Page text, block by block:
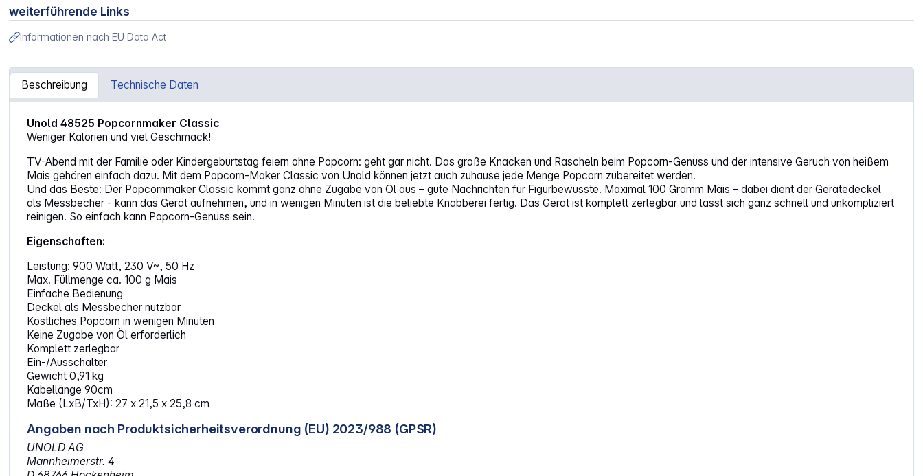
weiterführende Links
Informationen nach EU Data Act
Beschreibung Technische Daten
Artikelinformationen "Unold 48525 Popcornmaker Classic"
Unold 48525 Popcornmaker Classic
Weniger Kalorien und viel Geschmack!
TV-Abend mit der Familie oder Kindergeburtstag feiern ohne Popcorn: geht gar nicht. Das große Knacken und Rascheln beim Popcorn-Genuss und der intensive Geruch von heißem
Mais gehören einfach dazu. Mit dem Popcorn-Maker Classic von Unold können jetzt auch zuhause jede Menge Popcorn zubereitet werden.
Und das Beste: Der Popcornmaker Classic kommt ganz ohne Zugabe von Öl aus – gute Nachrichten für Figurbewusste. Maximal 100 Gramm Mais – dabei dient der Gerätedeckel
als Messbecher - kann das Gerät aufnehmen, und in wenigen Minuten ist die beliebte Knabberei fertig. Das Gerät ist komplett zerlegbar und lässt sich ganz schnell und unkompliziert
reinigen. So einfach kann Popcorn-Genuss sein.
Eigenschaften:
Leistung: 900 Watt, 230 V~, 50 Hz
Max. Füllmenge ca. 100 g Mais
Einfache Bedienung
Deckel als Messbecher nutzbar
Köstliches Popcorn in wenigen Minuten
Keine Zugabe von Öl erforderlich
Komplett zerlegbar
Ein-/Ausschalter
Gewicht 0,91 kg
Kabellänge 90cm
Maße (LxB/TxH): 27 x 21,5 x 25,8 cm
Angaben nach Produktsicherheitsverordnung (EU) 2023/988 (GPSR)
UNOLD AG
Mannheimerstr. 4